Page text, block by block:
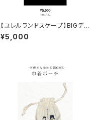
【ユレルランドスケープ】BIGデ
ザインTシャツ
¥5,000